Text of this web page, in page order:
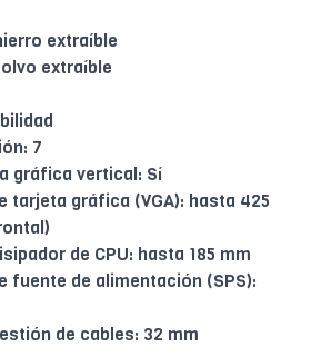
extraíble
extraíble
7
gráfica vertical: Sí
tarjeta gráfica (VGA): hasta 425
de CPU: hasta 185 mm
fuente de alimentación (SPS):
de cables: 32 mm